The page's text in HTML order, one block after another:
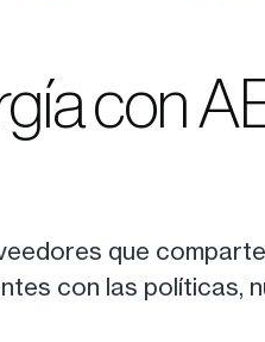
con
que
con las políticas,